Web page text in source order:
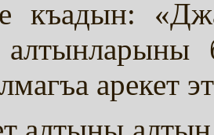
къадын:
арекет